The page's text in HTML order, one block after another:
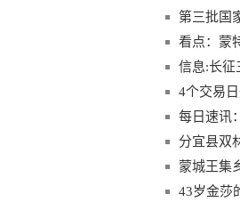
第三批国
看点：蒙
信息:长征
4个交易
每日速讯
长15%
分宜县双
蒙城王集
43岁金莎